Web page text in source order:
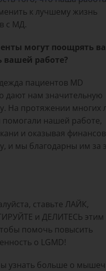
к лучшему жизнь
с МД.
могут поощрять
вашей работе?
пациентов MD
дают нам значительную
На протяжении многих
помогали нашей работе,
и оказывая
и мы благодарны им за
ставьте ЛАЙК,
и ДЕЛИТЕСЬ этим
помочь повысить
о LGMD!
узнать больше о